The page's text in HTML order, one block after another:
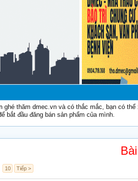
ghé thăm dmec.vn và có thắc mắc, bạn có
bắt đầu đăng bán sản phẩm của mình.
10 Tiếp >